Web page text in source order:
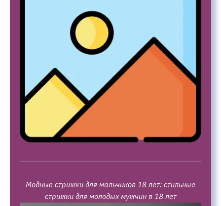
Модные стрижки для мальчиков 18 лет: стильные
стрижки для молодых мужчин в 18 лет